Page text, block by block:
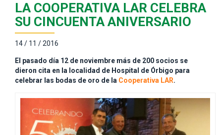
LA COOPERATIVA LAR CELEBRA
SU CINCUENTA ANIVERSARIO
14 / 11 / 2016
El pasado día 12 de noviembre más de 200 socios se
dieron cita en la localidad de Hospital de Órbigo para
celebrar las bodas de oro de la Cooperativa LAR.